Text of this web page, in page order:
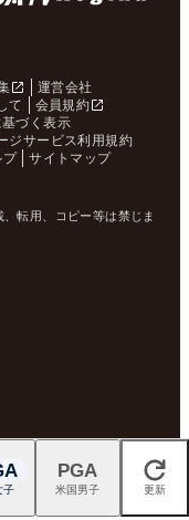
運営会社
て
会員規約
づく表示
ジサービス利用規約
プ サイトマップ
転用、コピー等は禁じま
閉じる
子
PGA
米国男子 更新